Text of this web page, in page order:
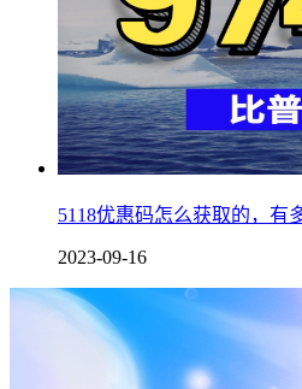
5118优惠码怎么获取的，有
2023-09-16